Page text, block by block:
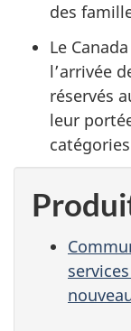
des
Le
l’arrivée
réservés
leur